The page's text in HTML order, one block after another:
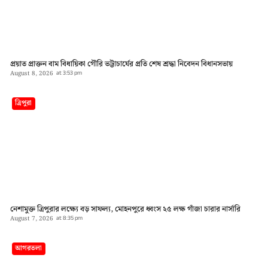
প্রয়াত প্রাক্তন বাম বিধায়িকা গৌরি ভট্টাচার্যের প্রতি শেষ শ্রদ্ধা নিবেদন বিধানসভায়
August 8, 2026 at3:53 pm
ত্রিপুরা
নেশামুক্ত ত্রিপুরার লক্ষ্যে বড় সাফল্য, মোহনপুরে ধ্বংস ২৫ লক্ষ গাঁজা চারার নার্সারি
August 7, 2026 at8:35 pm
আগরতলা